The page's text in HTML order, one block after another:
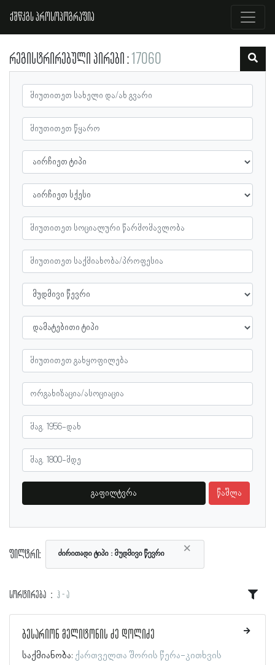
ქშწკგს პროსოპოგრაფია
რეგისტრირებული პირები 17060
გაფილტვრა წაშლა
ფილტრი: ×
ძირითადი ტიპი მუდმივი წევრი
სორტირება ჰ - ა
ბესარიონ მელიტონის ძე დოლიძე
საქმიანობა: ქართველთა შორის წერა-კითხვის